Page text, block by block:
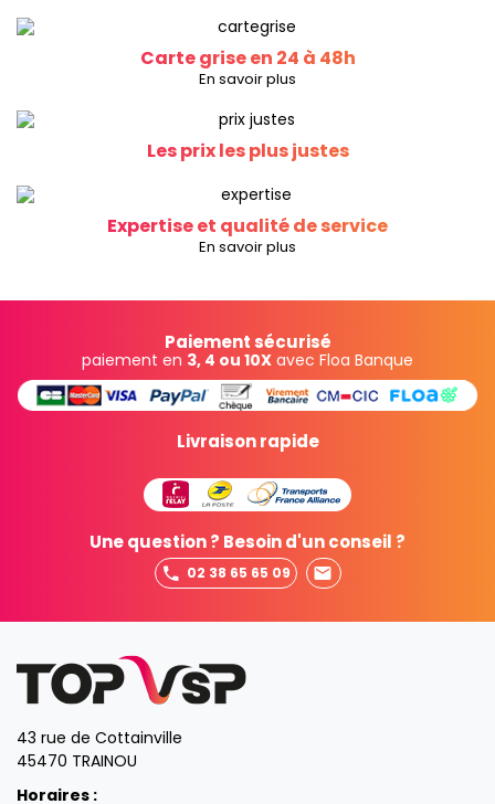
Carte grise en 24 à 48h
En savoir plus
Les prix les plus justes
Expertise et qualité de service
En savoir plus
Paiement sécurisé
paiement en 3, 4 ou 10X avec Floa Banque
Livraison rapide
Une question ? Besoin d'un conseil ?
02 38 65 65 09
43 rue de Cottainville
45470 TRAINOU
Horaires :